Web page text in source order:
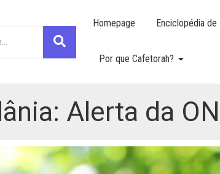
Homepage Enciclopédia de
Por que Cafetorah?
Alerta da